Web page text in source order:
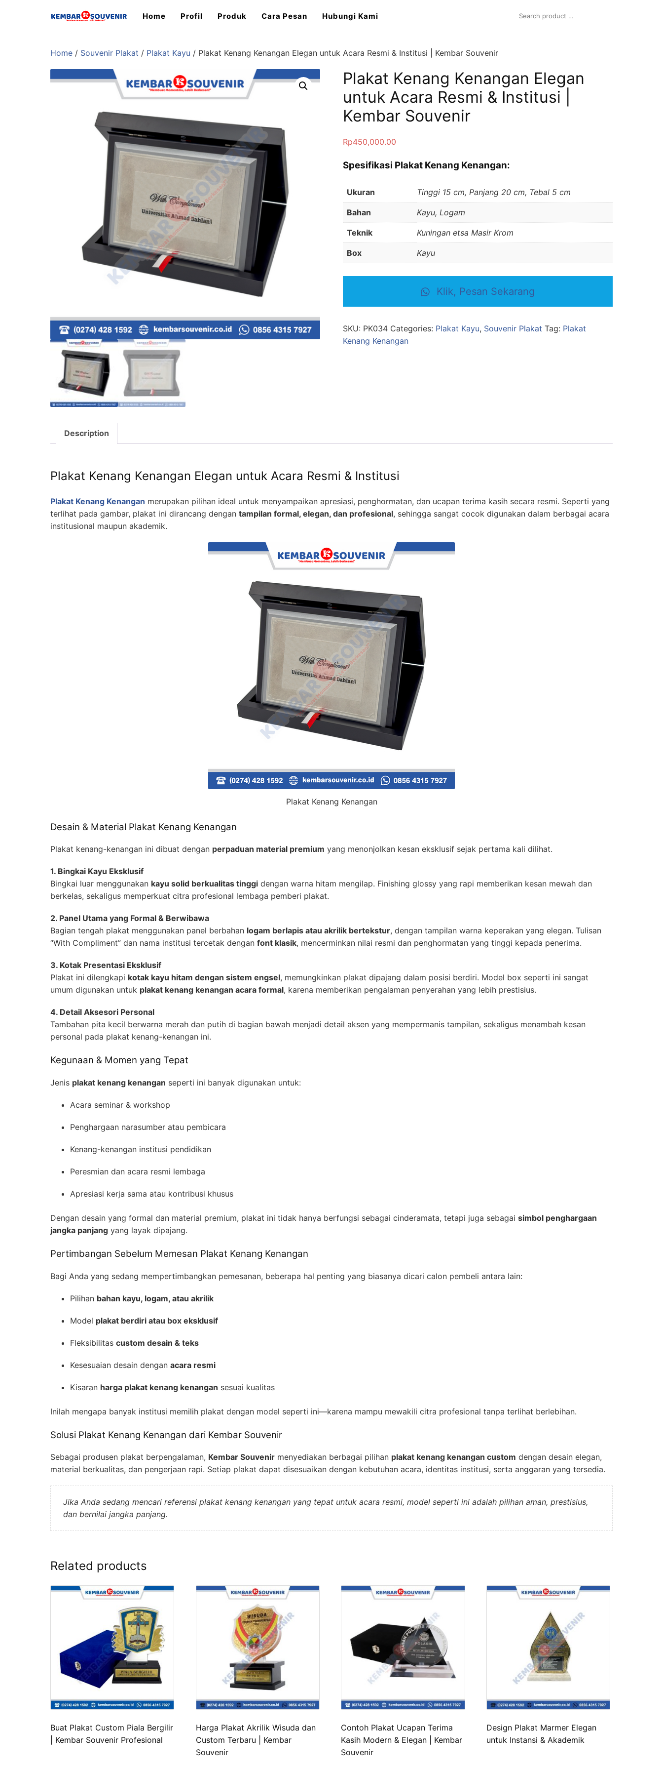
Home Profil Produk Cara Pesan Hubungi Kami
Home / Souvenir Plakat / Plakat Kayu / Plakat Kenang Kenangan Elegan untuk Acara Resmi & Institusi | Kembar Souvenir
Plakat Kenang Kenangan Elegan
untuk Acara Resmi & Institusi |
Kembar Souvenir
Rp450,000.00
Spesifikasi Plakat Kenang Kenangan:
Ukuran Tinggi 15 cm, Panjang 20 cm, Tebal 5 cm
Bahan Kayu, Logam
Teknik Kuningan etsa Masir Krom
Box Kayu
Klik, Pesan Sekarang
SKU: PK034 Categories: Plakat Kayu, Souvenir Plakat Tag: Plakat
Kenang Kenangan
Description
Plakat Kenang Kenangan Elegan untuk Acara Resmi & Institusi
Plakat Kenang Kenangan merupakan pilihan ideal untuk menyampaikan apresiasi, penghormatan, dan ucapan terima kasih secara resmi. Seperti yang
terlihat pada gambar, plakat ini dirancang dengan tampilan formal, elegan, dan profesional, sehingga sangat cocok digunakan dalam berbagai acara
institusional maupun akademik.
Plakat Kenang Kenangan
Desain & Material Plakat Kenang Kenangan
Plakat kenang-kenangan ini dibuat dengan perpaduan material premium yang menonjolkan kesan eksklusif sejak pertama kali dilihat.
1. Bingkai Kayu Eksklusif
Bingkai luar menggunakan kayu solid berkualitas tinggi dengan warna hitam mengilap. Finishing glossy yang rapi memberikan kesan mewah dan
berkelas, sekaligus memperkuat citra profesional lembaga pemberi plakat.
2. Panel Utama yang Formal & Berwibawa
Bagian tengah plakat menggunakan panel berbahan logam berlapis atau akrilik bertekstur, dengan tampilan warna keperakan yang elegan. Tulisan
“With Compliment” dan nama institusi tercetak dengan font klasik, mencerminkan nilai resmi dan penghormatan yang tinggi kepada penerima.
3. Kotak Presentasi Eksklusif
Plakat ini dilengkapi kotak kayu hitam dengan sistem engsel, memungkinkan plakat dipajang dalam posisi berdiri. Model box seperti ini sangat
umum digunakan untuk plakat kenang kenangan acara formal, karena memberikan pengalaman penyerahan yang lebih prestisius.
4. Detail Aksesori Personal
Tambahan pita kecil berwarna merah dan putih di bagian bawah menjadi detail aksen yang mempermanis tampilan, sekaligus menambah kesan
personal pada plakat kenang-kenangan ini.
Kegunaan & Momen yang Tepat
Jenis plakat kenang kenangan seperti ini banyak digunakan untuk:
Acara seminar & workshop
Penghargaan narasumber atau pembicara
Kenang-kenangan institusi pendidikan
Peresmian dan acara resmi lembaga
Apresiasi kerja sama atau kontribusi khusus
Dengan desain yang formal dan material premium, plakat ini tidak hanya berfungsi sebagai cinderamata, tetapi juga sebagai simbol penghargaan
jangka panjang yang layak dipajang.
Pertimbangan Sebelum Memesan Plakat Kenang Kenangan
Bagi Anda yang sedang mempertimbangkan pemesanan, beberapa hal penting yang biasanya dicari calon pembeli antara lain:
Pilihan bahan kayu, logam, atau akrilik
Model plakat berdiri atau box eksklusif
Fleksibilitas custom desain & teks
Kesesuaian desain dengan acara resmi
Kisaran harga plakat kenang kenangan sesuai kualitas
Inilah mengapa banyak institusi memilih plakat dengan model seperti ini—karena mampu mewakili citra profesional tanpa terlihat berlebihan.
Solusi Plakat Kenang Kenangan dari Kembar Souvenir
Sebagai produsen plakat berpengalaman, Kembar Souvenir menyediakan berbagai pilihan plakat kenang kenangan custom dengan desain elegan,
material berkualitas, dan pengerjaan rapi. Setiap plakat dapat disesuaikan dengan kebutuhan acara, identitas institusi, serta anggaran yang tersedia.
Jika Anda sedang mencari referensi plakat kenang kenangan yang tepat untuk acara resmi, model seperti ini adalah pilihan aman, prestisius,
dan bernilai jangka panjang.
Related products
Buat Plakat Custom Piala Bergilir
| Kembar Souvenir Profesional
Harga Plakat Akrilik Wisuda dan
Custom Terbaru | Kembar
Souvenir
Contoh Plakat Ucapan Terima
Kasih Modern & Elegan | Kembar
Souvenir
Design Plakat Marmer Elegan
untuk Instansi & Akademik